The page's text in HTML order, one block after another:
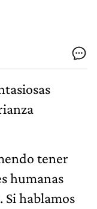
tener
humanas
hablamos